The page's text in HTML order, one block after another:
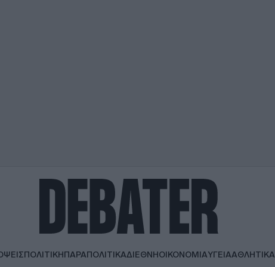
ΠΟΛΙΤΙΚΗΠΑΡΑΠΟΛΙΤΙΚΑΔΙΕΘΝΗΟΙΚΟΝΟΜΙΑΥΓΕΙΑΑΘΛΗΤΙΚΑ